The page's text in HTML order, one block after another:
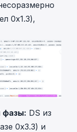
0x1.3),
фазы: DS из
0x3.3) и